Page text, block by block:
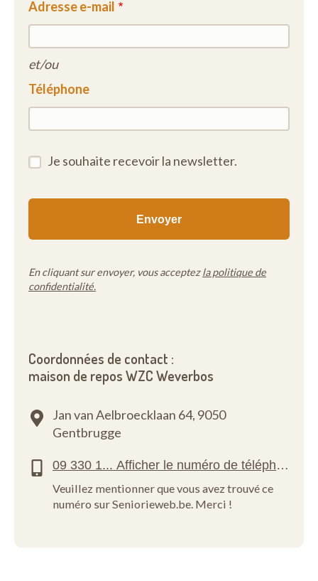
Adresse e-mail
et/ou
Téléphone
Je souhaite recevoir la newsletter.
En cliquant sur envoyer, vous acceptezla politique de
confidentialité.
Coordonnées de contact :
maison de repos WZC Weverbos
Jan van Aelbroecklaan 64, 9050
Gentbrugge
Veuillez mentionner que vous avez trouvé ce
numéro sur Seniorieweb.be. Merci !